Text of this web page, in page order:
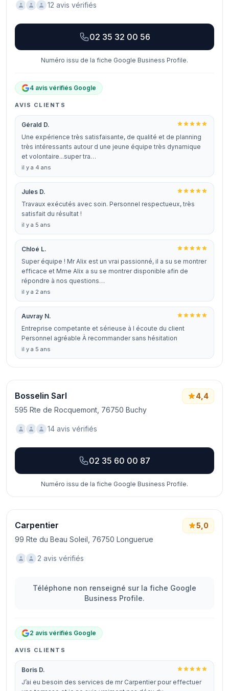
12 avis vérifiés
02 35 32 00 56
Numéro issu de la fiche Google Business Profile.
4 avis vérifiés Google
AVIS CLIENTS
Gérald D.
Une expérience très satisfaisante, de qualité et de planning
très intéressants autour d une jeune équipe très dynamique
et volontaire...super tra…
il y a 4 ans
Jules D.
Travaux exécutés avec soin. Personnel respectueux, très
satisfait du résultat !
il y a 5 ans
Chloé L.
Super équipe ! Mr Alix est un vrai passionné, il a su se montrer
efficace et Mme Alix a su se montrer disponible afin de
répondre à nos questions…
il y a 2 ans
Auvray N.
Entreprise competante et sérieuse à l écoute du client
Personnel agréable À recommander sans hésitation
il y a 5 ans
Bosselin Sarl
595 Rte de Rocquemont, 76750 Buchy
4,4
14 avis vérifiés
02 35 60 00 87
Numéro issu de la fiche Google Business Profile.
Carpentier
99 Rte du Beau Soleil, 76750 Longuerue
5,0
2 avis vérifiés
Téléphone non renseigné sur la fiche Google
Business Profile.
2 avis vérifiés Google
AVIS CLIENTS
Boris D.
J’ai eu besoin des services de mr Carpentier pour effectuer